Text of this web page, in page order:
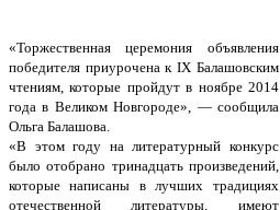
«Торжественная церемония объявления
победителя приурочена к IX Балашовским
чтениям, которые пройдут в ноябре 2014
года в Великом Новгороде», — сообщила
Ольга Балашова.
«В этом году на литературный конкурс
было отобрано тринадцать произведений,
которые написаны в лучших традициях
отечественной литературы, имеют